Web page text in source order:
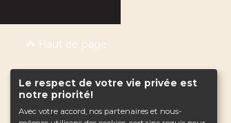
Le respect de votre vie privée est
notre priorité!
Avec votre accord, nos partenaires et nous-
Haut de page